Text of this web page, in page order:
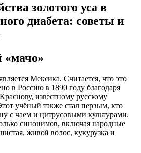
золотого уса в
диабета: советы и
«мачо»
Мексика. Считается, что это
в Россию в 1890 году благодаря
известному русскому
учёный также стал первым, кто
с чаем и цитрусовыми культурами.
синонимов, включая народные
живой волос, кукурузка и